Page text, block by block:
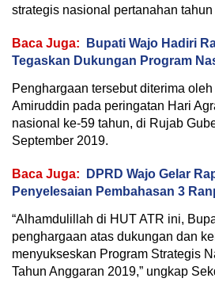
strategis nasional pertanahan
Baca Juga:
Bupati Wajo Hadiri
Tegaskan Dukungan Program
Penghargaan tersebut diterima
Amiruddin pada peringatan Hari
nasional ke-59 tahun, di Rujab
September 2019.
Baca Juga:
DPRD Wajo Gelar
Penyelesaian Pembahasan 3
“Alhamdulillah di HUT ATR ini,
penghargaan atas dukungan dan
menyukseskan Program Strategis
Tahun Anggaran 2019,” ungkap